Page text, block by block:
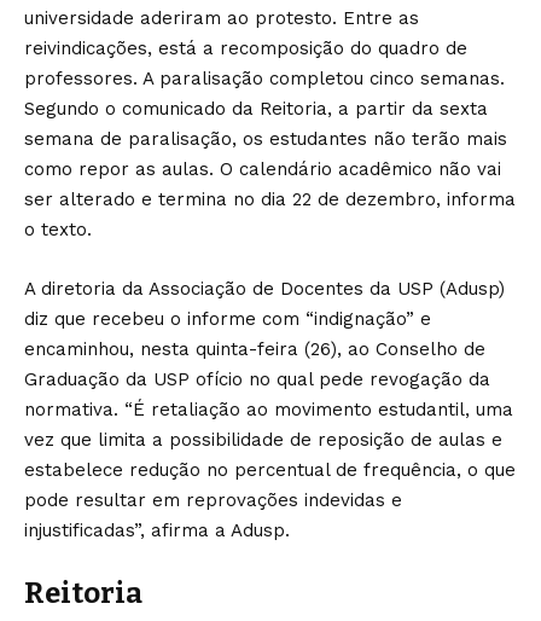
universidade aderiram ao protesto. Entre as
reivindicações, está a recomposição do quadro de
professores. A paralisação completou cinco semanas.
Segundo o comunicado da Reitoria, a partir da sexta
semana de paralisação, os estudantes não terão mais
como repor as aulas. O calendário acadêmico não vai
ser alterado e termina no dia 22 de dezembro, informa
o texto.
A diretoria da Associação de Docentes da USP (Adusp)
diz que recebeu o informe com “indignação” e
encaminhou, nesta quinta-feira (26), ao Conselho de
Graduação da USP ofício no qual pede revogação da
normativa. “É retaliação ao movimento estudantil, uma
vez que limita a possibilidade de reposição de aulas e
estabelece redução no percentual de frequência, o que
pode resultar em reprovações indevidas e
injustificadas”, afirma a Adusp.
Reitoria